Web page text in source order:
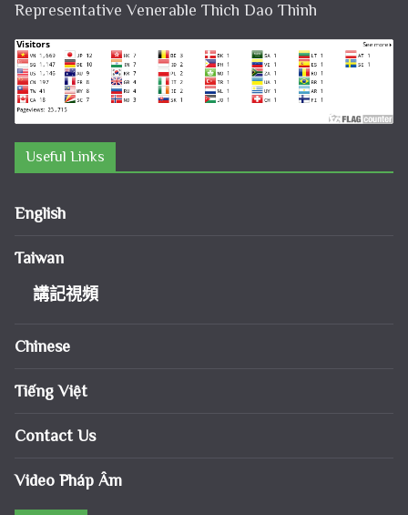
Representative Venerable Thich Dao Thinh
Useful Links
English
Taiwan
講記視頻
Chinese
Tiếng Việt
Contact Us
Video Pháp Âm